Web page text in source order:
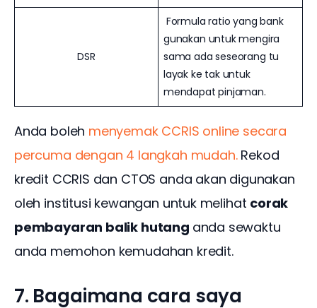
DSR
Formula ratio yang bank
gunakan untuk mengira
sama ada seseorang tu
layak ke tak untuk
mendapat pinjaman.
Anda boleh menyemak CCRIS online secara
percuma dengan 4 langkah mudah. Rekod
kredit CCRIS dan CTOS anda akan digunakan
oleh institusi kewangan untuk melihat corak
pembayaran balik hutang anda sewaktu
anda memohon kemudahan kredit.
7. Bagaimana cara saya